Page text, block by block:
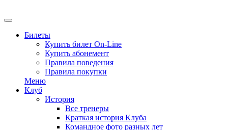
Билеты
Купить билет On-Line
Купить абонемент
Правила поведения
Правила покупки
Меню
Клуб
История
Все тренеры
Краткая история Клуба
Командное фото разных лет